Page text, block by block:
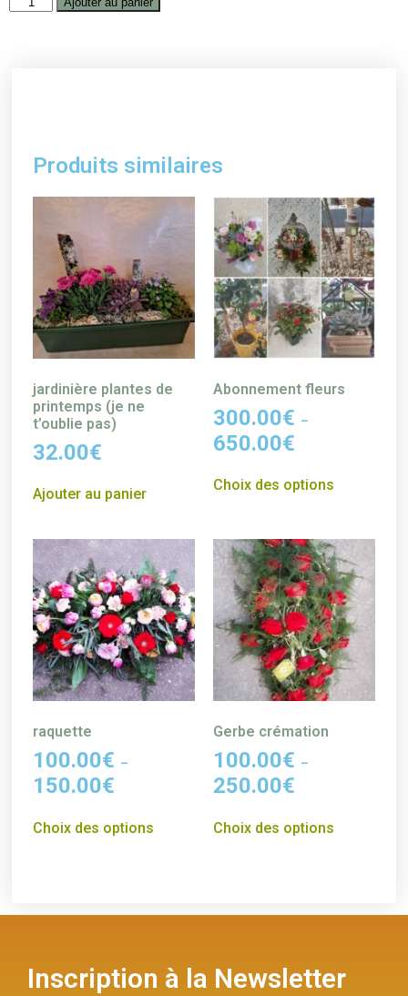
Produits similaires
jardinière plantes de
printemps (je ne
t’oublie pas)
32.00€
Ajouter au panier
Abonnement fleurs
300.00€ –
650.00€
Choix des options
raquette
100.00€ –
150.00€
Choix des options
Gerbe crémation
100.00€ –
250.00€
Choix des options
Inscription à la Newsletter